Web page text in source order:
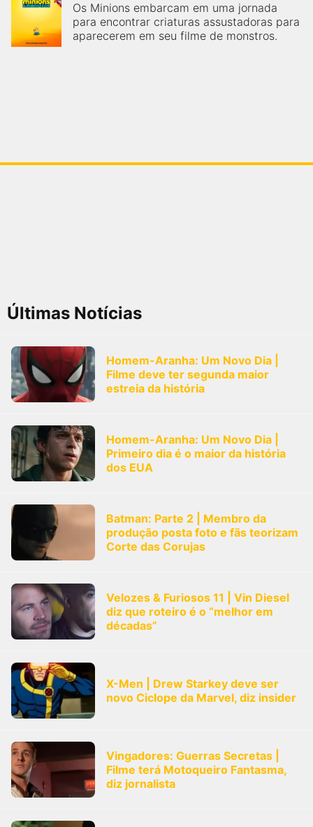
Os Minions embarcam em uma jornada
para encontrar criaturas assustadoras para
aparecerem em seu filme de monstros.
Últimas Notícias
Homem-Aranha: Um Novo Dia |
Filme deve ter segunda maior
estreia da história
Homem-Aranha: Um Novo Dia |
Primeiro dia é o maior da história
dos EUA
Batman: Parte 2 | Membro da
produção posta foto e fãs teorizam
Corte das Corujas
Velozes & Furiosos 11 | Vin Diesel
diz que roteiro é o “melhor em
décadas”
X-Men | Drew Starkey deve ser
novo Ciclope da Marvel, diz insider
Vingadores: Guerras Secretas |
Filme terá Motoqueiro Fantasma,
diz jornalista